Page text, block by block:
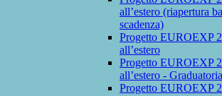
all’estero (riapertura
scadenza)
Progetto EUROEXP
all’estero
Progetto EUROEXP
all’estero - Graduatoria
Progetto EUROEXP